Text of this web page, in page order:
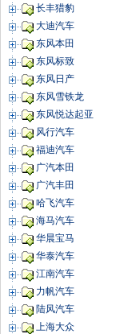
长丰猎豹
大迪汽车
东风本田
东风标致
东风日产
东风雪铁龙
东风悦达起亚
风行汽车
福迪汽车
广汽本田
广汽丰田
哈飞汽车
海马汽车
华晨宝马
华泰汽车
江南汽车
力帆汽车
陆风汽车
上海大众